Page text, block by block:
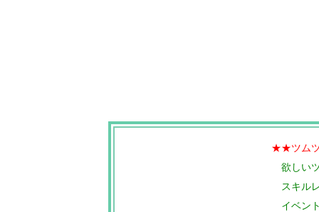
★★ツム
欲しい
スキル
イベン